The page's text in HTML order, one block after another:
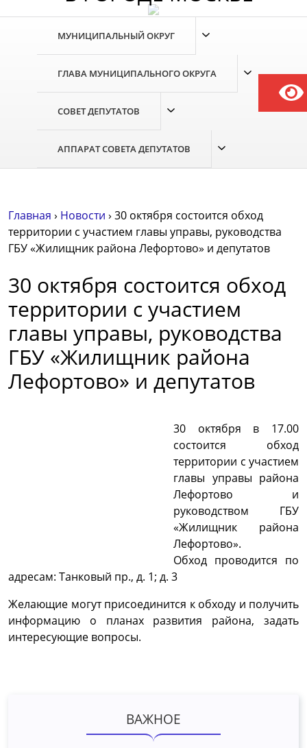
МУНИЦИПАЛЬНЫЙ ОКРУГ
ГЛАВА МУНИЦИПАЛЬНОГО ОКРУГА
СОВЕТ ДЕПУТАТОВ
АППАРАТ СОВЕТА ДЕПУТАТОВ
Главная › Новости › 30 октября состоится обход
территории с участием главы управы, руководства
ГБУ «Жилищник района Лефортово» и депутатов
30 октября состоится обход
территории с участием
главы управы, руководства
ГБУ «Жилищник района
Лефортово» и депутатов
30 октября в 17.00
состоится обход
территории с участием
главы управы района
Лефортово и
руководством ГБУ
«Жилищник района
Лефортово».
Обход проводится по
адресам: Танковый пр., д. 1; д. 3
Желающие могут присоединится к обходу и получить
информацию о планах развития района, задать
интересующие вопросы.
ВАЖНОЕ